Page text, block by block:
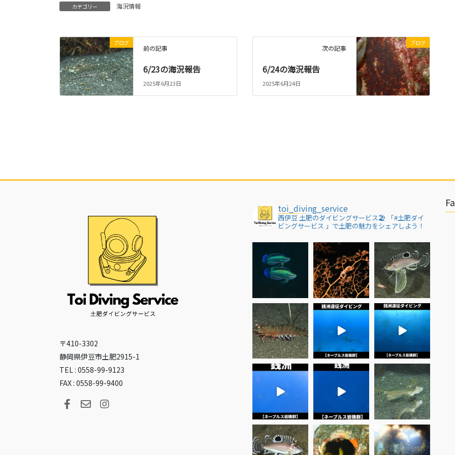
カテゴリー 海況情報
ブログ
前の記事
6/23の海況報告
2025年6月23日
ブログ
次の記事
6/24の海況報告
2025年6月24日
〒410-3302
静岡県伊豆市土肥2915-1
TEL : 0558-99-9123
FAX : 0558-99-9400
toi_diving_service
西伊豆 土肥のダイビングサービス🏖
「#土肥ダイ
ビングサービス 」で土肥の魅力をシェアしよう！